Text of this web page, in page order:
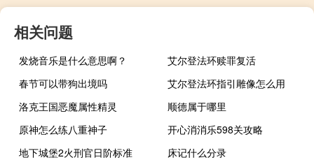
相关问题
发烧音乐是什么意思啊？
艾尔登法环赎罪复活
春节可以带狗出境吗
艾尔登法环指引雕像怎么用
洛克王国恶魔属性精灵
顺德属于哪里
原神怎么练八重神子
开心消消乐598关攻略
地下城堡2火刑官日阶标准
床记什么分录